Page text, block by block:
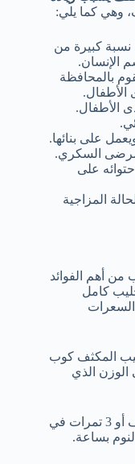
وهي كما يلي:
نسبة كبيرة من
الإنسان.
بالمحافظة
الأطفال.
على بنائها.
السكري.
على
المزاجية
من أهم الفوائد
كامل
السعرات
المكثف كوب
الذي
وتستطيع أيضًا تناول 3 ثمرات من التين الجاف أو 3 تمرات في
بساعة.